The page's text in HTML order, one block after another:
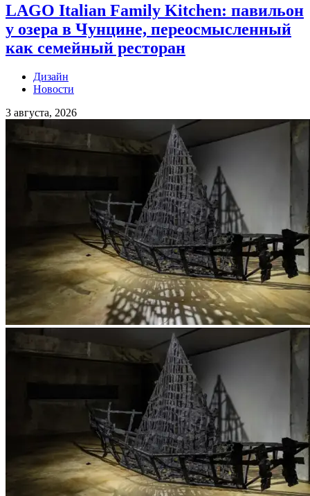
LAGO Italian Family Kitchen: павильон
у озера в Чунцине, переосмысленный
как семейный ресторан
Дизайн
Новости
3 августа, 2026